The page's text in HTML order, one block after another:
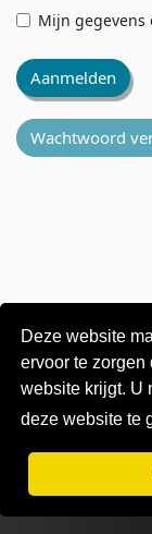
Deze website
ervoor te zorgen
website krijgt. U
deze website te
Mijn gegevens
Aanmelden
Wachtwoord
©1995-2026 OKI